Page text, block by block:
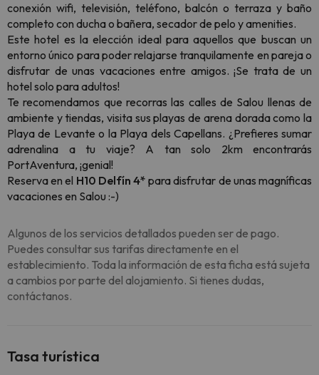
conexión wifi, televisión, teléfono, balcón o terraza y baño
completo con ducha o bañera, secador de pelo y amenities.
Este hotel es la elección ideal para aquellos que buscan un
entorno único para poder relajarse tranquilamente en pareja o
disfrutar de unas vacaciones entre amigos. ¡Se trata de un
hotel solo para adultos!
Te recomendamos que recorras las calles de Salou llenas de
ambiente y tiendas, visita sus playas de arena dorada como la
Playa de Levante o la Playa dels Capellans. ¿Prefieres sumar
adrenalina a tu viaje? A tan solo 2km encontrarás
PortAventura, ¡genial!
Reserva en el H10 Delfín 4* para disfrutar de unas magníficas
vacaciones en Salou :-)
Algunos de los servicios detallados pueden ser de pago.
Puedes consultar sus tarifas directamente en el
establecimiento. Toda la información de esta ficha está sujeta
a cambios por parte del alojamiento. Si tienes dudas,
contáctanos.
Tasa turística